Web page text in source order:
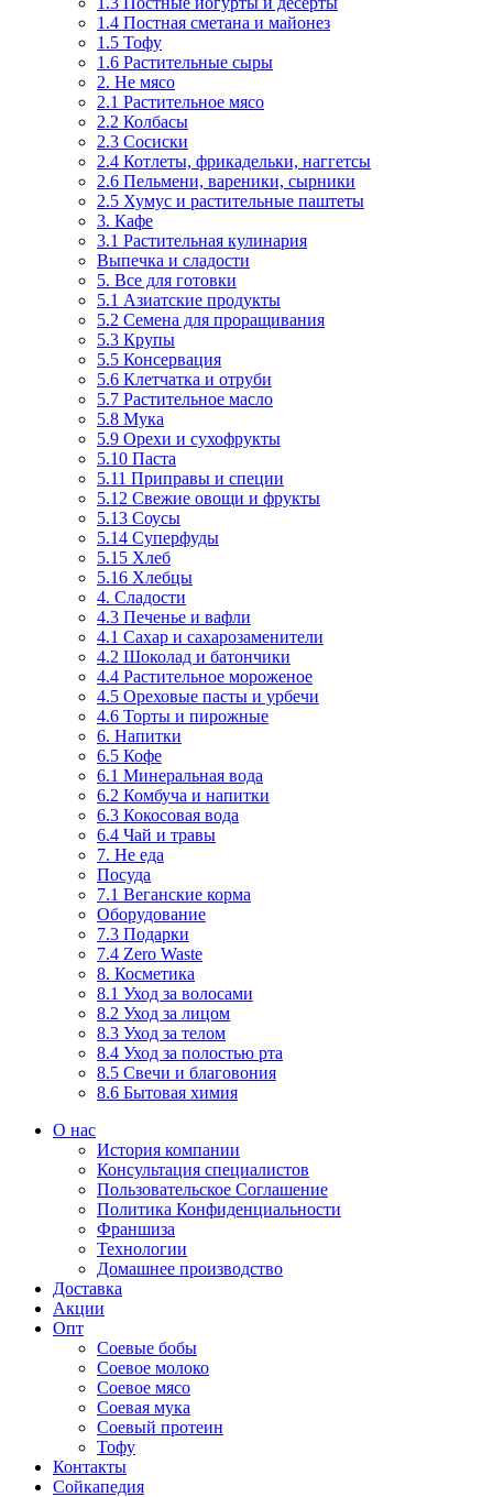
1.4 Постная сметана и майонез
1.5 Тофу
1.6 Растительные сыры
2. Не мясо
2.1 Растительное мясо
2.2 Колбасы
2.3 Сосиски
2.4 Котлеты, фрикадельки, наггетсы
2.6 Пельмени, вареники, сырники
2.5 Хумус и растительные паштеты
3. Кафе
3.1 Растительная кулинария
Выпечка и сладости
5. Все для готовки
5.1 Азиатские продукты
5.2 Семена для проращивания
5.3 Крупы
5.5 Консервация
5.6 Клетчатка и отруби
5.7 Растительное масло
5.8 Мука
5.9 Орехи и сухофрукты
5.10 Паста
5.11 Приправы и специи
5.12 Свежие овощи и фрукты
5.13 Соусы
5.14 Суперфуды
5.15 Хлеб
5.16 Хлебцы
4. Сладости
4.3 Печенье и вафли
4.1 Сахар и сахарозаменители
4.2 Шоколад и батончики
4.4 Растительное мороженое
4.5 Ореховые пасты и урбечи
4.6 Торты и пирожные
6. Напитки
6.5 Кофе
6.1 Минеральная вода
6.2 Комбуча и напитки
6.3 Кокосовая вода
6.4 Чай и травы
7. Не еда
Посуда
7.1 Веганские корма
Оборудование
7.3 Подарки
7.4 Zero Waste
8. Косметика
8.1 Уход за волосами
8.2 Уход за лицом
8.3 Уход за телом
8.4 Уход за полостью рта
8.5 Свечи и благовония
8.6 Бытовая химия
О нас
История компании
Консультация специалистов
Пользовательское Соглашение
Политика Конфиденциальности
Франшиза
Технологии
Домашнее производство
Доставка
Акции
Опт
Соевые бобы
Соевое молоко
Соевое мясо
Соевая мука
Соевый протеин
Тофу
Контакты
Сойкапедия